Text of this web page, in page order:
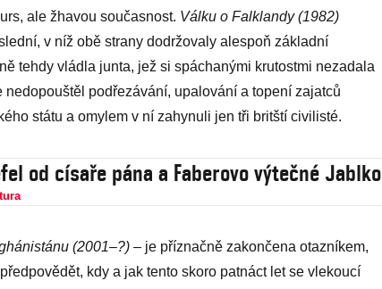
ale žhavou současnost. Válku o Falklandy (1982)
v níž obě strany dodržovaly alespoň základní
tehdy vládla junta, jež si spáchanými krutostmi nezadala
podřezávání, upalování a topení zajatců
státu a omylem v ní zahynuli jen tři britští civilisté.
od císaře pána a Faberovo výtečné Jablko
(2001–?) – je příznačně zakončena otazníkem,
kdy a jak tento skoro patnáct let se vlekoucí